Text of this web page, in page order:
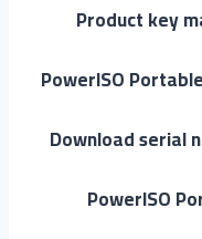
Product key
PowerISO
Download serial
PowerISO